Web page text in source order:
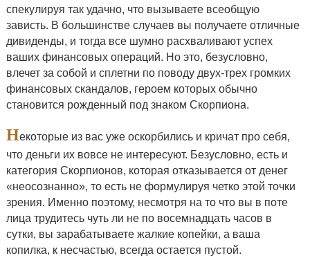
спекулируя так удачно, что вызываете всеобщую
зависть. В большинстве случаев вы получаете отличные
дивиденды, и тогда все шумно расхваливают успех
ваших финансовых операций. Но это, безусловно,
влечет за собой и сплетни по поводу двух-трех громких
финансовых скандалов, героем которых обычно
становится рожденный под знаком Скорпиона.
Некоторые из вас уже оскорбились и кричат про себя,
что деньги их вовсе не интересуют. Безусловно, есть и
категория Скорпионов, которая отказывается от денег
«неосознанно», то есть не формулируя четко этой точки
зрения. Именно поэтому, несмотря на то что вы в поте
лица трудитесь чуть ли не по восемнадцать часов в
сутки, вы зарабатываете жалкие копейки, а ваша
копилка, к несчастью, всегда остается пустой.